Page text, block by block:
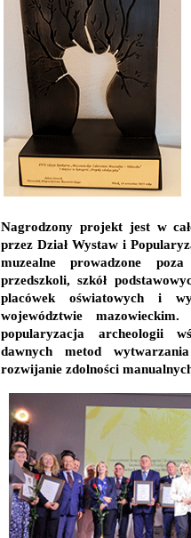
Nagrodzony projekt jest w
przez Dział Wystaw i
muzealne prowadzone
przedszkoli, szkół
placówek oświatowych i
województwie
popularyzacja archeologii
dawnych metod
rozwijanie zdolności